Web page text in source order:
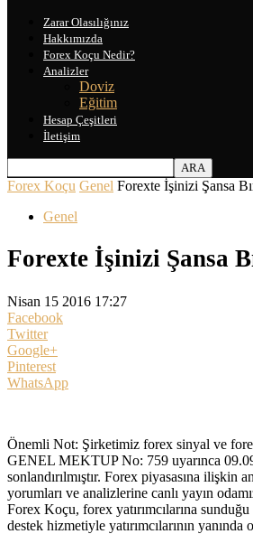
Zarar Olasılığınız
Hakkımızda
Forex Koçu Nedir?
Analizler
Doviz
Eğitim
Hesap Çeşitleri
İletişim
Forex Koçu Genel Forexte İşinizi Şansa
Genel
Forexte İşinizi Şansa
Nisan 15 2016 17:27
Facebook
Twitter
Google+
Pinterest
WhatsApp
Önemli Not: Şirketimiz forex sinyal ve
GENEL MEKTUP No: 759 uyarınca
sonlandırılmıştır. Forex piyasasına ilişkin
yorumları ve analizlerine canlı yayın
Forex Koçu, forex yatırımcılarına
destek hizmetiyle yatırımcılarının